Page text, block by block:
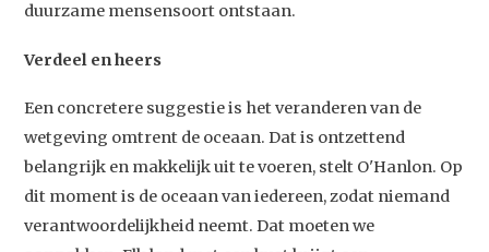
duurzame mensensoort ontstaan.
Verdeel en heers
Een concretere suggestie is het veranderen van de
wetgeving omtrent de oceaan. Dat is ontzettend
belangrijk en makkelijk uit te voeren, stelt O'Hanlon. Op
dit moment is de oceaan van iedereen, zodat niemand
verantwoordelijkheid neemt. Dat moeten we